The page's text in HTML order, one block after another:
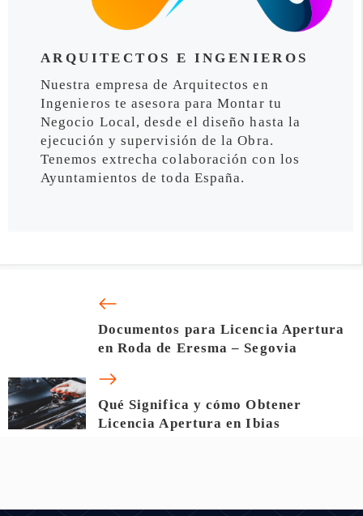
ARQUITECTOS E INGENIEROS
Nuestra empresa de Arquitectos en
Ingenieros te asesora para Montar tu
Negocio Local, desde el diseño hasta la
ejecución y supervisión de la Obra.
Tenemos extrecha colaboración con los
Ayuntamientos de toda España.
Documentos para Licencia Apertura
en Roda de Eresma – Segovia
Qué Significa y cómo Obtener
Licencia Apertura en Ibias